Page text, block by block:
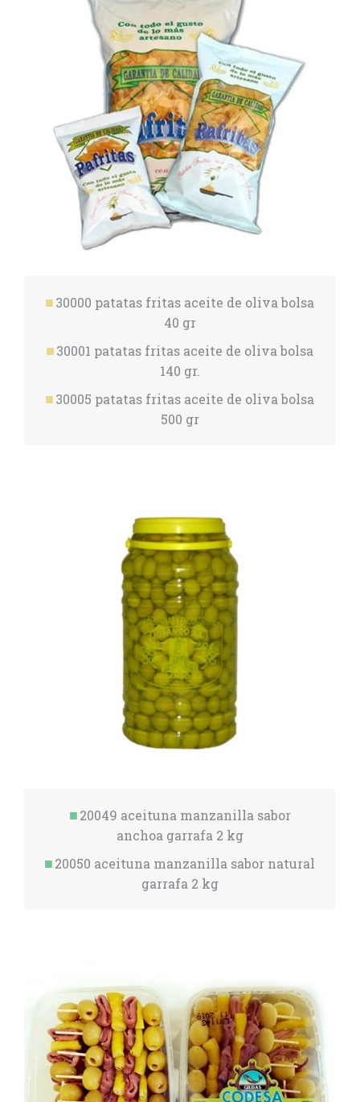
30000 patatas fritas aceite de oliva bolsa
40 gr
30001 patatas fritas aceite de oliva bolsa
140 gr.
30005 patatas fritas aceite de oliva bolsa
500 gr
20049 aceituna manzanilla sabor
anchoa garrafa 2 kg
20050 aceituna manzanilla sabor natural
garrafa 2 kg